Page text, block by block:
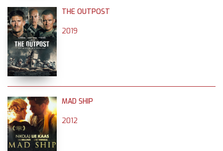
THE OUTPOST
2019
MAD SHIP
2012